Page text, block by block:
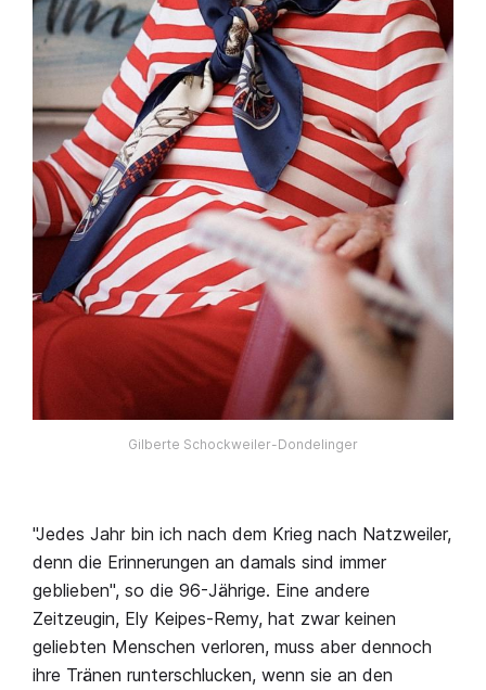
Gilberte Schockweiler-Dondelinger
"Jedes Jahr bin ich nach dem Krieg nach Natzweiler,
denn die Erinnerungen an damals sind immer
geblieben", so die 96-Jährige. Eine andere
Zeitzeugin, Ely Keipes-Remy, hat zwar keinen
geliebten Menschen verloren, muss aber dennoch
ihre Tränen runterschlucken, wenn sie an den